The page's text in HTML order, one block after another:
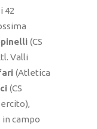
42
(CS
Valli
(Atletica
(CS
in campo